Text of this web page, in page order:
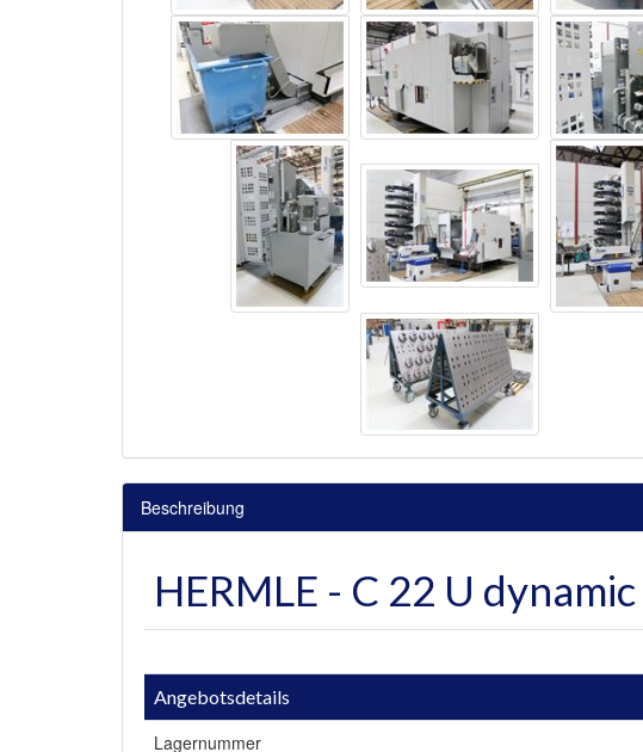
Beschreibung
HERMLE - C 22 U dynamic
Angebotsdetails
Lagernummer